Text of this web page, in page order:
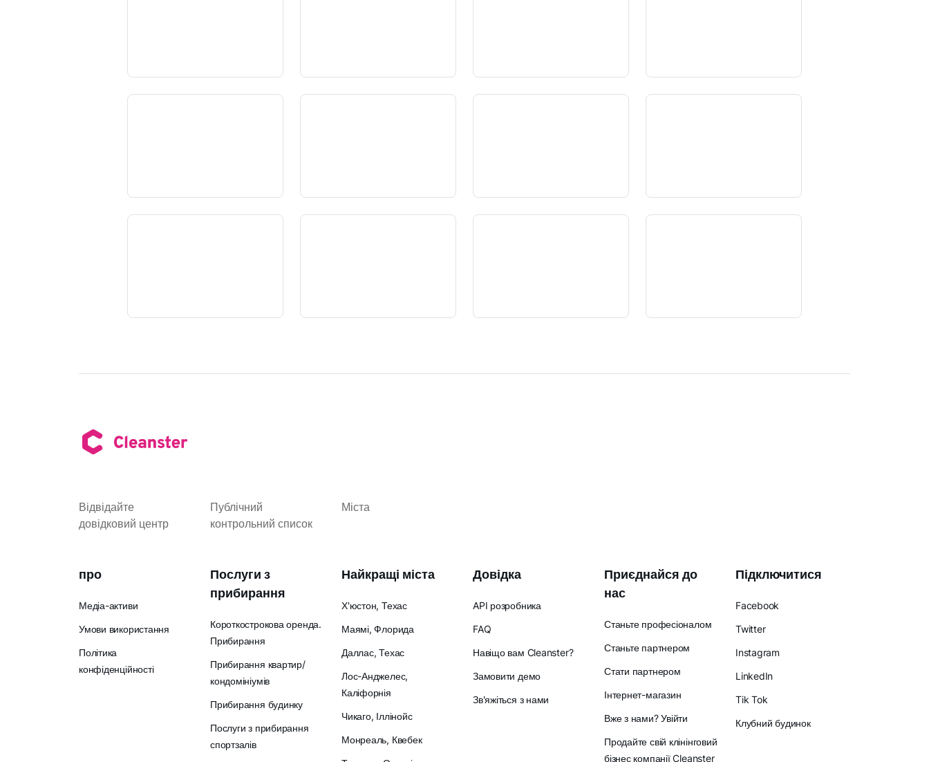
Відвідайте
довідковий центр
Публічний
контрольний список
Міста
про
Медіа-активи
Умови використання
Політика
конфіденційності
Послуги з
прибирання
Короткострокова оренда.
Прибирання
Прибирання квартир/
кондомініумів
Прибирання будинку
Послуги з прибирання
спортзалів
Найкращі міста
Х'юстон, Техас
Маямі, Флорида
Даллас, Техас
Лос-Анджелес,
Каліфорнія
Чикаго, Іллінойс
Монреаль, Квебек
Довідка
API розробника
FAQ
Навіщо вам Cleanster?
Замовити демо
Зв'яжіться з нами
Приєднайся до
нас
Станьте професіоналом
Станьте партнером
Стати партнером
Інтернет-магазин
Вже з нами? Увійти
Продайте свій клінінговий
бізнес компанії Cleanster
Підключитися
Facebook
Twitter
Instagram
LinkedIn
Tik Tok
Клубний будинок